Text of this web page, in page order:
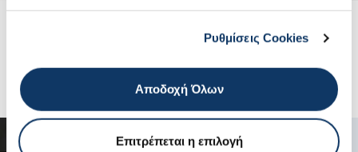
Ρυθμίσεις Cookies
Αποδοχή Όλων
Επιτρέπεται η επιλογή
ΔΕΙΤΕ ΠΕΡΙΣΣΟΤΕΡΑ